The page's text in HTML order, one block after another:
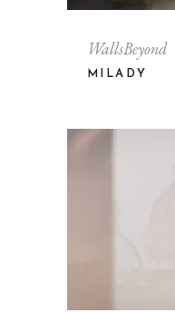
WallsBeyond
MILADY